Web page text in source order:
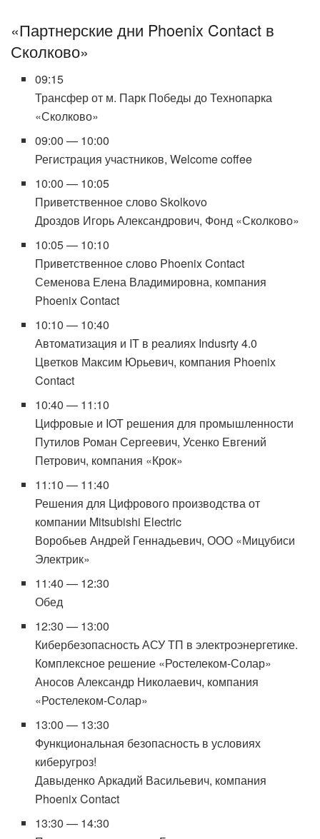
«Партнерские дни Phoenix Contact в
Сколково»
09:15
Трансфер от м. Парк Победы до Технопарка
«Сколково»
09:00 — 10:00
Регистрация участников, Welcome coffee
10:00 — 10:05
Приветственное слово Skolkovo
Дроздов Игорь Александрович, Фонд «Сколково»
10:05 — 10:10
Приветственное слово Phoenix Contact
Семенова Елена Владимировна, компания
Phoenix Contact
10:10 — 10:40
Автоматизация и IT в реалиях Indusrty 4.0
Цветков Максим Юрьевич, компания Phoenix
Contact
10:40 — 11:10
Цифровые и IOT решения для промышленности
Путилов Роман Сергеевич, Усенко Евгений
Петрович, компания «Крок»
11:10 — 11:40
Решения для Цифрового производства от
компании Mitsubishi Electric
Воробьев Андрей Геннадьевич, ООО «Мицубиси
Электрик»
11:40 — 12:30
Обед
12:30 — 13:00
Кибербезопасность АСУ ТП в электроэнергетике.
Комплексное решение «Ростелеком-Солар»
Аносов Александр Николаевич, компания
«Ростелеком-Солар»
13:00 — 13:30
Функциональная безопасность в условиях
киберугроз!
Давыденко Аркадий Васильевич, компания
Phoenix Contact
13:30 — 14:30